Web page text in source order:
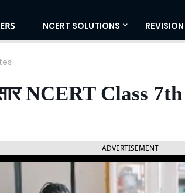
NCERT SOLUTIONS
NCERT Class
ADVERTISEMENT